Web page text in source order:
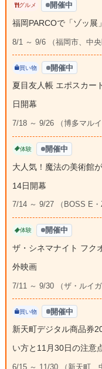
グルメ 開催中
福岡PARCOで「ゾッ展
8/1 ～ 9/6 （福岡市、中央
買い物 開催中
夏目友人帳 エポスカー
日開幕
7/18 ～ 9/26 （博多マル
体験 開催中
大人気！魔法の美術館
14日開幕
7/14 ～ 9/27 （BOSS E・
体験 開催中
ザ・シネマナイト フク
外映画
7/11 ～ 9/30 （ザ・ルイ
買い物 開催中
新天町デジタル商品券
い方と11月30日の注意
6/15 ～ 11/30 （新天町、